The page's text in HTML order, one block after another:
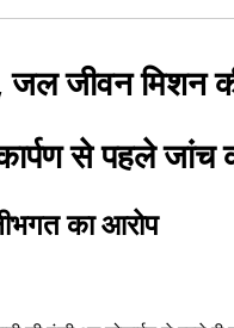
जल जीवन मिशन
से पहले जांच
का आरोप